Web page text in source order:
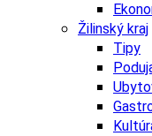
Žilinský kraj
Tipy